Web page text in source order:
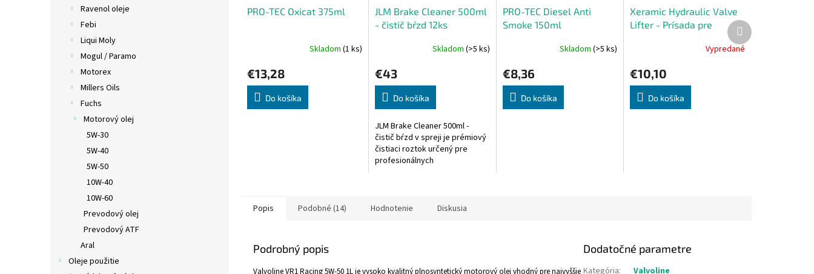
Ravenol oleje
Febi
Liqui Moly
Mogul / Paramo
Motorex
Millers Oils
Fuchs
Motorový olej
5W-30
5W-40
5W-50
10W-40
10W-60
Prevodový olej
Prevodový ATF
Aral
Oleje použitie
PRO-TEC Oxicat 375ml
Skladom (1 ks)
€13,28
Do košíka
JLM Brake Cleaner 500ml
- čistič bŕzd 12ks
Skladom (>5 ks)
€43
Do košíka
JLM Brake Cleaner 500ml -
čistič bŕzd v spreji je prémiový
čistiaci roztok určený pre
profesionálnych
PRO-TEC Diesel Anti
Smoke 150ml
Skladom(>5 ks)
€8,36
Do košíka
Xeramic Hydraulic Valve
Lifter - Prísada pre
Vypredané
€10,10
Do košíka
Ďalší
produkt
Popis Podobné (14) Hodnotenie Diskusia
Podrobný popis
Valvoline VR1 Racing 5W-50 1L je vysoko kvalitný plnosyntetický motorový olej vhodný pre najvyššie
Dodatočné parametre
Kategória:
Valvoline